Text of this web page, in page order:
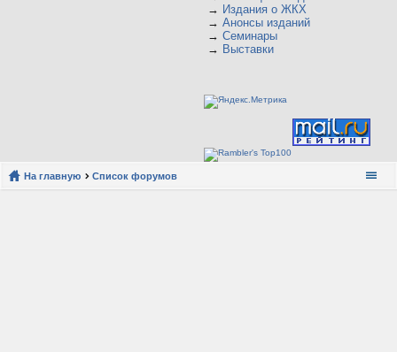
→ Издания о ЖКХ
→ Анонсы изданий
→ Семинары
→ Выставки
На главную Список форумов